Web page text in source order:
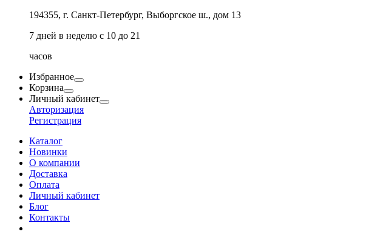
194355, г. Санкт-Петербург, Выборгское ш., дом 13
7 дней в неделю с 10 до 21
часов
Избранное
Корзина
Личный кабинет
Авторизация
Регистрация
Каталог
Новинки
О компании
Доставка
Оплата
Личный кабинет
Блог
Контакты